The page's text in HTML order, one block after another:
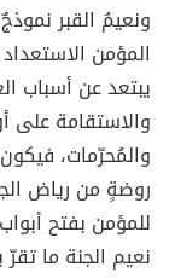
ونعيمُ القبر
المؤمن
يبتعد عن أسباب
والاستقامة على
والمُحرّمات،
روضةٍ من رياض
للمؤمن بفتح
نعيم الجنة ما تقرّ